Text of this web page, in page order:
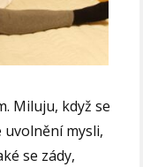
Miluju, když se
uvolnění mysli,
se zády,